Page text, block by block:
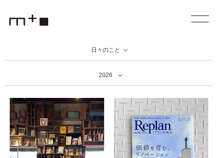
日々のこと
2026